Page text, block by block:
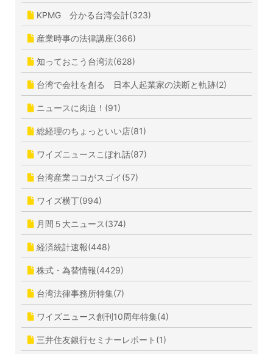
KPMG 分かる台湾会計(323)
産業時事の法律講座(366)
知っておこう台湾法(628)
台湾で会社を創る 日本人起業家の決断と軌跡(2)
ニュースに肉迫！(91)
総経理のちょっといい店(81)
ワイズニュースこぼれ話(87)
台湾産業ココがスゴイ(57)
ワイズ横丁(994)
月間５大ニュース(374)
経済統計速報(448)
株式・為替情報(4429)
台湾法律事務所特集(7)
ワイズニュース創刊10周年特集(4)
三井住友銀行セミナーレポート(1)